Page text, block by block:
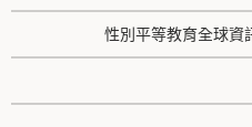
性別平等教育全球資